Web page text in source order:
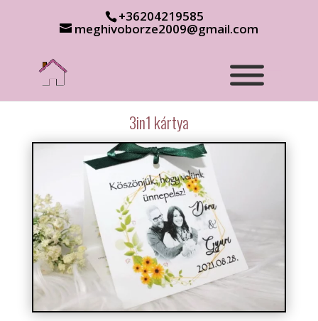
+36204219585
meghivoborze2009@gmail.com
3in1 kártya